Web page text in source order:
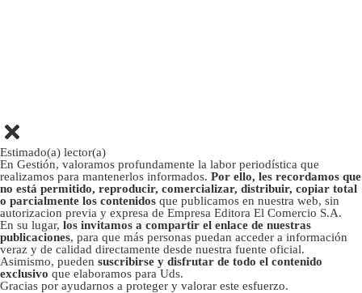
Estimado(a) lector(a)
En Gestión, valoramos profundamente la labor periodística que
realizamos para mantenerlos informados. Por ello, les recordamos que
no está permitido, reproducir, comercializar, distribuir, copiar total
o parcialmente los contenidos que publicamos en nuestra web, sin
autorizacion previa y expresa de Empresa Editora El Comercio S.A.
En su lugar, los invitamos a compartir el enlace de nuestras
publicaciones, para que más personas puedan acceder a información
veraz y de calidad directamente desde nuestra fuente oficial.
Asimismo, pueden suscribirse y disfrutar de todo el contenido
exclusivo que elaboramos para Uds.
Gracias por ayudarnos a proteger y valorar este esfuerzo.